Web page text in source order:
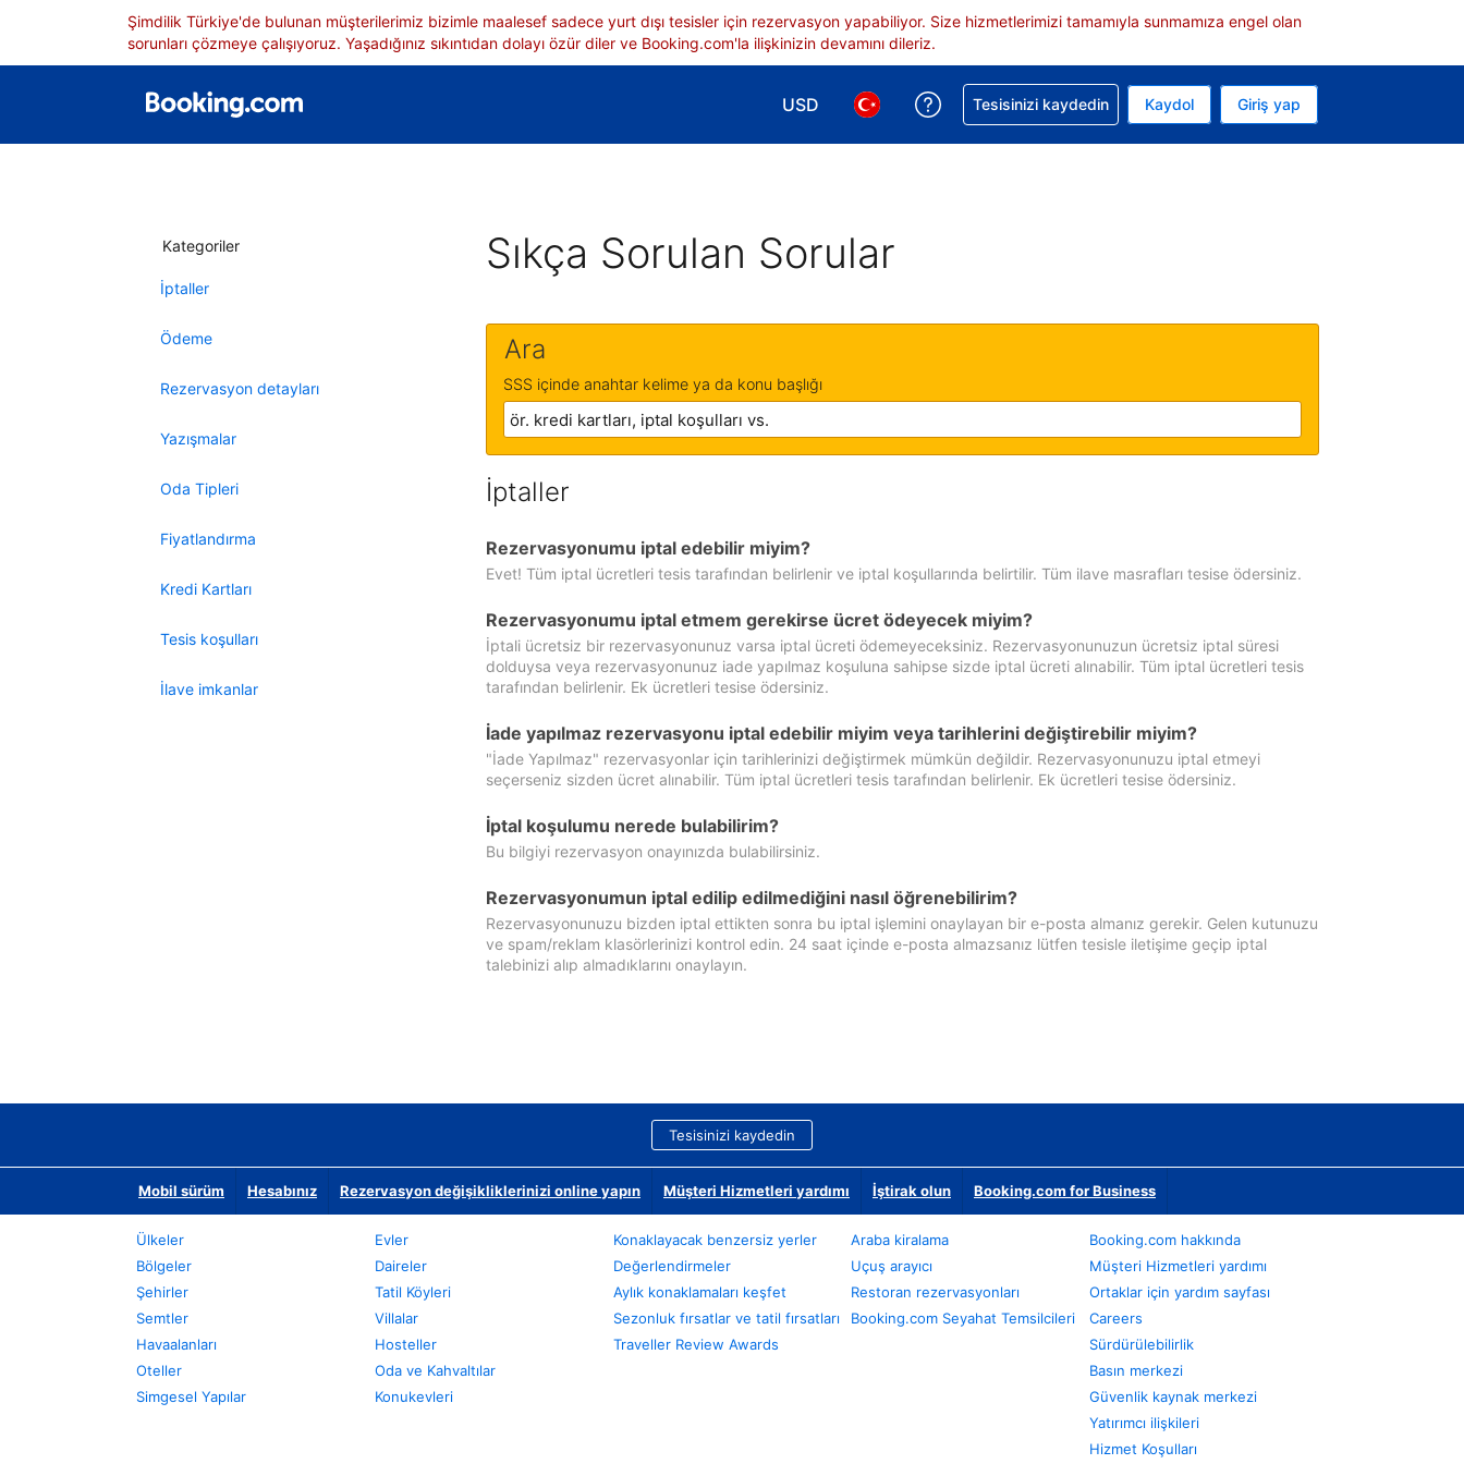
Şimdilik Türkiye'de bulunan müşterilerimiz bizimle maalesef sadece yurt dışı tesisler için rezervasyon yapabiliyor. Size hizmetlerimizi tamamıyla sunmamıza engel olan
sorunları çözmeye çalışıyoruz. Yaşadığınız sıkıntıdan dolayı özür diler ve Booking.com'la ilişkinizin devamını dileriz.
USD
Para birimi seçimi yap. Mevcut para biriminiz ABD doları
Dil seçimi yap. Mevcut diliniz Türkçe
Rezervasyonunuzla ilgili yardım alın
Tesisinizi kaydedin Kaydol Giriş yap
Kategoriler
İptaller
Ödeme
Rezervasyon detayları
Yazışmalar
Oda Tipleri
Fiyatlandırma
Kredi Kartları
Tesis koşulları
İlave imkanlar
Sıkça Sorulan Sorular
Ara
SSS içinde anahtar kelime ya da konu başlığı
İptaller
Rezervasyonumu iptal edebilir miyim?
Evet! Tüm iptal ücretleri tesis tarafından belirlenir ve iptal koşullarında belirtilir. Tüm ilave masrafları tesise ödersiniz.
Rezervasyonumu iptal etmem gerekirse ücret ödeyecek miyim?
İptali ücretsiz bir rezervasyonunuz varsa iptal ücreti ödemeyeceksiniz. Rezervasyonunuzun ücretsiz iptal süresi
dolduysa veya rezervasyonunuz iade yapılmaz koşuluna sahipse sizde iptal ücreti alınabilir. Tüm iptal ücretleri tesis
tarafından belirlenir. Ek ücretleri tesise ödersiniz.
İade yapılmaz rezervasyonu iptal edebilir miyim veya tarihlerini değiştirebilir miyim?
"İade Yapılmaz" rezervasyonlar için tarihlerinizi değiştirmek mümkün değildir. Rezervasyonunuzu iptal etmeyi
seçerseniz sizden ücret alınabilir. Tüm iptal ücretleri tesis tarafından belirlenir. Ek ücretleri tesise ödersiniz.
İptal koşulumu nerede bulabilirim?
Bu bilgiyi rezervasyon onayınızda bulabilirsiniz.
Rezervasyonumun iptal edilip edilmediğini nasıl öğrenebilirim?
Rezervasyonunuzu bizden iptal ettikten sonra bu iptal işlemini onaylayan bir e-posta almanız gerekir. Gelen kutunuzu
ve spam/reklam klasörlerinizi kontrol edin. 24 saat içinde e-posta almazsanız lütfen tesisle iletişime geçip iptal
talebinizi alıp almadıklarını onaylayın.
Tesisinizi kaydedin
Mobil sürüm Hesabınız Rezervasyon değişikliklerinizi online yapın Müşteri Hizmetleri yardımı İştirak olun Booking.com for Business
Ülkeler
Bölgeler
Şehirler
Semtler
Havaalanları
Oteller
Simgesel Yapılar
Evler
Daireler
Tatil Köyleri
Villalar
Hosteller
Oda ve Kahvaltılar
Konukevleri
Konaklayacak benzersiz yerler
Değerlendirmeler
Aylık konaklamaları keşfet
Sezonluk fırsatlar ve tatil fırsatları
Traveller Review Awards
Araba kiralama
Uçuş arayıcı
Restoran rezervasyonları
Booking.com Seyahat Temsilcileri
Booking.com hakkında
Müşteri Hizmetleri yardımı
Ortaklar için yardım sayfası
Careers
Sürdürülebilirlik
Basın merkezi
Güvenlik kaynak merkezi
Yatırımcı ilişkileri
Hizmet Koşulları